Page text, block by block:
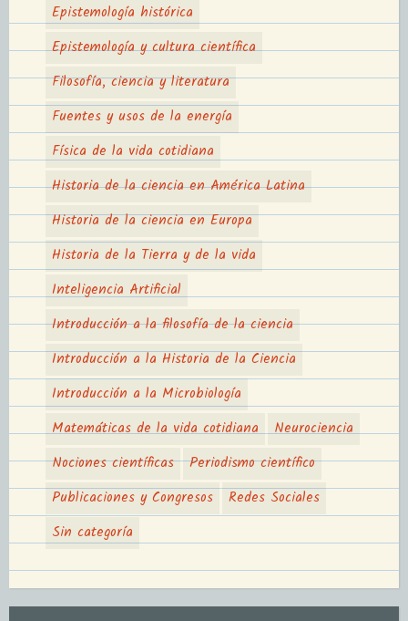
Epistemología histórica
Epistemología y cultura científica
Filosofía, ciencia y literatura
Fuentes y usos de la energía
Física de la vida cotidiana
Historia de la ciencia en América Latina
Historia de la ciencia en Europa
Historia de la Tierra y de la vida
Inteligencia Artificial
Introducción a la filosofía de la ciencia
Introducción a la Historia de la Ciencia
Introducción a la Microbiología
Matemáticas de la vida cotidiana
Neurociencia
Nociones científicas
Periodismo científico
Publicaciones y Congresos
Redes Sociales
Sin categoría